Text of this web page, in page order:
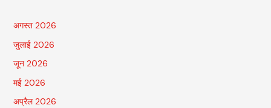
अगस्त 2026
जुलाई 2026
जून 2026
मई 2026
अप्रैल 2026